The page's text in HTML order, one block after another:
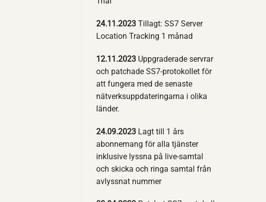
24.11.2023 Tillagt: SS7 Server
Location Tracking 1 månad
12.11.2023 Uppgraderade servrar
och patchade SS7-protokollet för
att fungera med de senaste
nätverksuppdateringarna i olika
länder.
24.09.2023 Lagt till 1 års
abonnemang för alla tjänster
inklusive lyssna på live-samtal
och skicka och ringa samtal från
avlyssnat nummer